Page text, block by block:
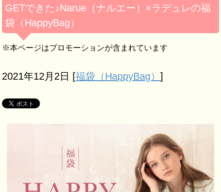
GETできた♪Narue（ナルエー）×ラデュレの福
袋（HappyBag）
※本ページはプロモーションが含まれています
2021年12月2日 [福袋（HappyBag）]